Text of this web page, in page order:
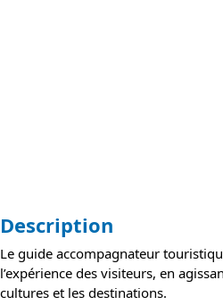
Description
Le guide accompagnateur
l’expérience des visiteurs, en
cultures et les destinations.